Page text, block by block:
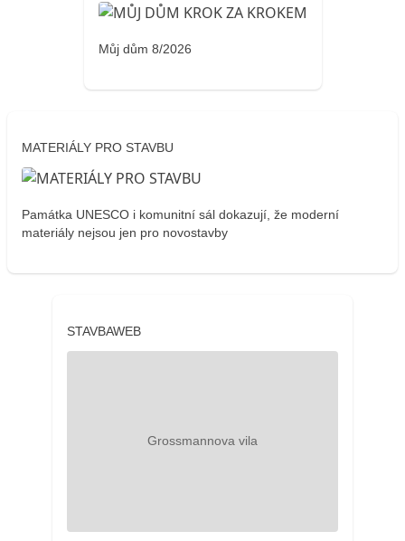
Můj dům 8/2026
MATERIÁLY PRO STAVBU
Památka UNESCO i komunitní sál dokazují, že moderní
materiály nejsou jen pro novostavby
STAVBAWEB